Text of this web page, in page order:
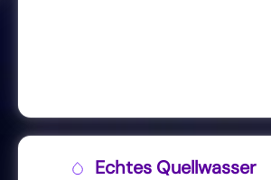
Echtes Quellwasser